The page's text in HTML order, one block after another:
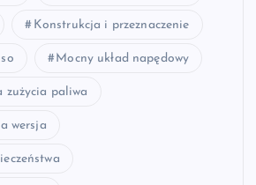
Konstrukcja i przeznaczenie
Mocny układ napędowy
zużycia paliwa
wersja